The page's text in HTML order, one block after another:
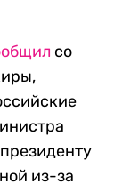
со
из-за